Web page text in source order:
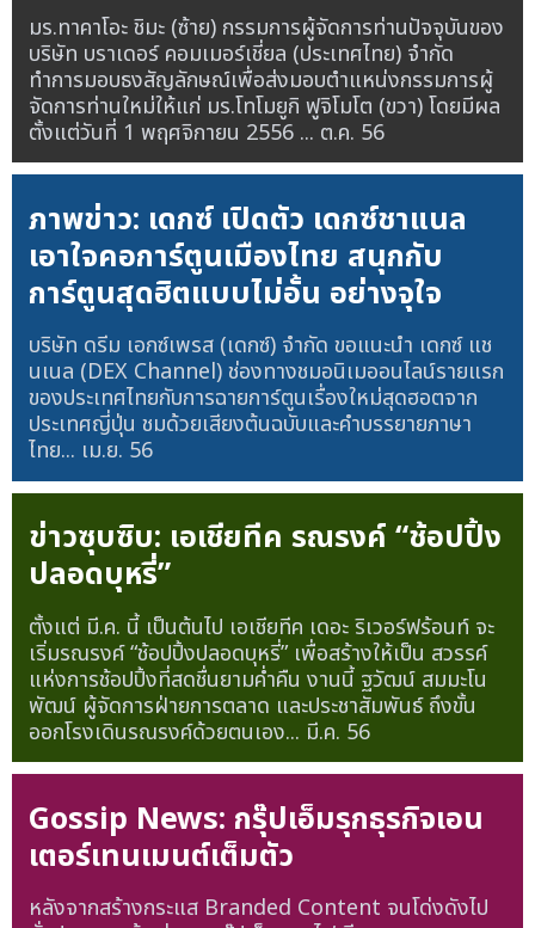
มร.ทาคาโอะ ชิมะ (ซ้าย) กรรมการผู้จัดการท่านปัจจุบันของ
บริษัท บราเดอร์ คอมเมอร์เชี่ยล (ประเทศไทย) จำกัด
ทำการมอบธงสัญลักษณ์เพื่อส่งมอบตำแหน่งกรรมการผู้
จัดการท่านใหม่ให้แก่ มร.โทโมยูกิ ฟูจิโมโต (ขวา) โดยมีผล
ตั้งแต่วันที่ 1 พฤศจิกายน 2556 ... ต.ค. 56
ภาพข่าว: เดกซ์ เปิดตัว เดกซ์ชาแนล
เอาใจคอการ์ตูนเมืองไทย สนุกกับ
การ์ตูนสุดฮิตแบบไม่อั้น อย่างจุใจ
บริษัท ดรีม เอกซ์เพรส (เดกซ์) จำกัด ขอแนะนำ เดกซ์ แช
นเนล (DEX Channel) ช่องทางชมอนิเมออนไลน์รายแรก
ของประเทศไทยกับการฉายการ์ตูนเรื่องใหม่สุดฮอตจาก
ประเทศญี่ปุ่น ชมด้วยเสียงต้นฉบับและคำบรรยายภาษา
ไทย... เม.ย. 56
ข่าวซุบซิบ: เอเชียทีค รณรงค์ “ช้อปปิ้ง
ปลอดบุหรี่”
ตั้งแต่ มี.ค. นี้ เป็นต้นไป เอเชียทีค เดอะ ริเวอร์ฟร้อนท์ จะ
เริ่มรณรงค์ “ช้อปปิ้งปลอดบุหรี่” เพื่อสร้างให้เป็น สวรรค์
แห่งการช้อปปิ้งที่สดชื่นยามค่ำคืน งานนี้ ฐวัฒน์ สมมะโน
พัฒน์ ผู้จัดการฝ่ายการตลาด และประชาสัมพันธ์ ถึงขั้น
ออกโรงเดินรณรงค์ด้วยตนเอง... มี.ค. 56
Gossip News: กรุ๊ปเอ็มรุกธุรกิจเอน
เตอร์เทนเมนต์เต็มตัว
หลังจากสร้างกระแส Branded Content จนโด่งดังไป